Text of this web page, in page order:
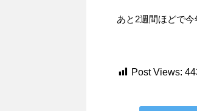
あと2週間ほどで
Post Views: